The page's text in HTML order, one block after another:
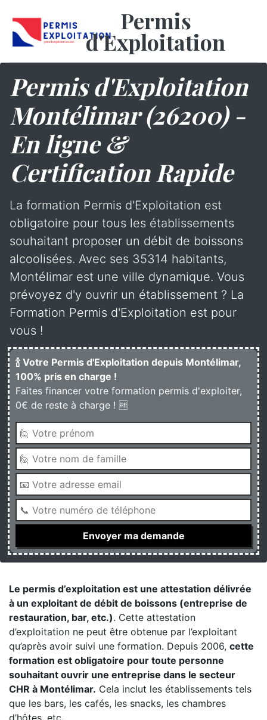
Permis
d'Exploitation
Permis d'Exploitation
Montélimar (26200) -
En ligne &
Certification Rapide
La formation Permis d'Exploitation est
obligatoire pour tous les établissements
souhaitant proposer un débit de boissons
alcoolisées. Avec ses 35314 habitants,
Montélimar est une ville dynamique. Vous
prévoyez d'y ouvrir un établissement ? La
Formation Permis d'Exploitation est pour
vous !
🍾 Votre Permis d'Exploitation depuis Montélimar,
100% pris en charge !
Faites financer votre formation permis d'exploiter,
0€ de reste à charge ! 🆓
Le permis d’exploitation est une attestation délivrée
à un exploitant de débit de boissons (entreprise de
restauration, bar, etc.). Cette attestation
d’exploitation ne peut être obtenue par l’exploitant
qu’après avoir suivi une formation. Depuis 2006, cette
formation est obligatoire pour toute personne
souhaitant ouvrir une entreprise dans le secteur
CHR à Montélimar. Cela inclut les établissements tels
que les bars, les cafés, les snacks, les chambres
d’hôtes, etc.